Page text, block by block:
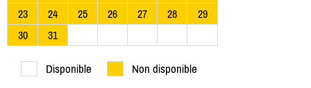
23
24 25 26 27 28
29
30
31
Disponible Non disponible